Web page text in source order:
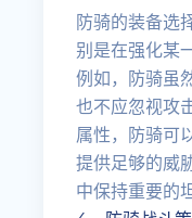
防骑的装备选
别是在强化某
例如，防骑虽
也不应忽视攻
属性，防骑可
提供足够的威
中保持重要的